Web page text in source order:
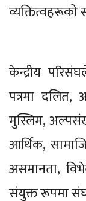
व्यक्तित्वहरूको
केन्द्रीय
पत्रमा दलित,
मुस्लिम,
आर्थिक,
असमानता,
संयुक्त रूपमा